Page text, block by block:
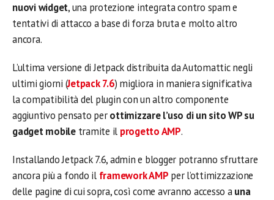
nuovi widget, una protezione integrata contro spam e
tentativi di attacco a base di forza bruta e molto altro
ancora.
L’ultima versione di Jetpack distribuita da Automattic negli
ultimi giorni (Jetpack 7.6) migliora in maniera significativa
la compatibilità del plugin con un altro componente
aggiuntivo pensato perottimizzare l’uso di un sito WP su
gadget mobiletramite il progetto AMP.
Installando Jetpack 7.6, admin e blogger potranno sfruttare
ancora più a fondo il framework AMP per l’ottimizzazione
delle pagine di cui sopra, così come avranno accesso auna